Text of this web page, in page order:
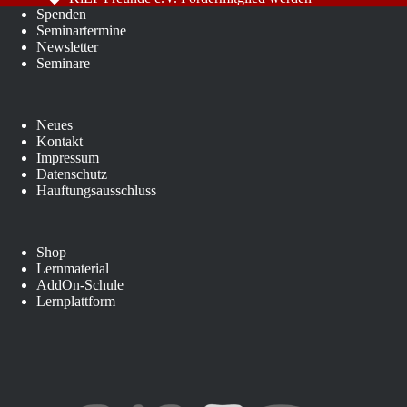
Spenden
Seminartermine
Newsletter
Seminare
Neues
Kontakt
Impressum
Datenschutz
Hauftungsausschluss
Shop
Lernmaterial
AddOn-Schule
Lernplattform